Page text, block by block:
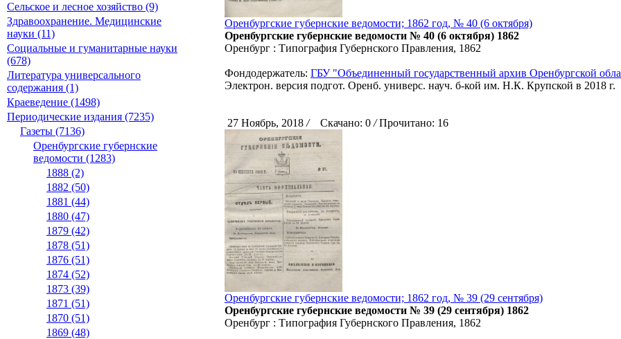
Сельское и лесное хозяйство (9)
Здравоохранение. Медицинские
науки (11)
Социальные и гуманитарные науки
(678)
Литература универсального
содержания (1)
Краеведение (1498)
Периодические издания (7235)
Газеты (7136)
Оренбургские губернские
ведомости (1283)
1888 (2)
1882 (50)
1881 (44)
1880 (47)
1879 (42)
1878 (51)
1876 (51)
1874 (52)
1873 (39)
1871 (51)
1870 (51)
1869 (48)
Оренбургские губернские ведомости; 1862 год, № 40 (6 октября)
Оренбургские губернские ведомости № 40 (6 октября) 1862
Оренбург : Типография Губернского Правления, 1862
Фондодержатель: ГБУ "Объединенный государственный архив Оренбургской
Электрон. версия подгот. Оренб. универс. науч. б-кой им. Н.К. Крупской в 2018 г.
27 Ноябрь, 2018 /Скачано: 0 /Прочитано: 16
Оренбургские губернские ведомости; 1862 год, № 39 (29 сентября)
Оренбургские губернские ведомости № 39 (29 сентября) 1862
Оренбург : Типография Губернского Правления, 1862